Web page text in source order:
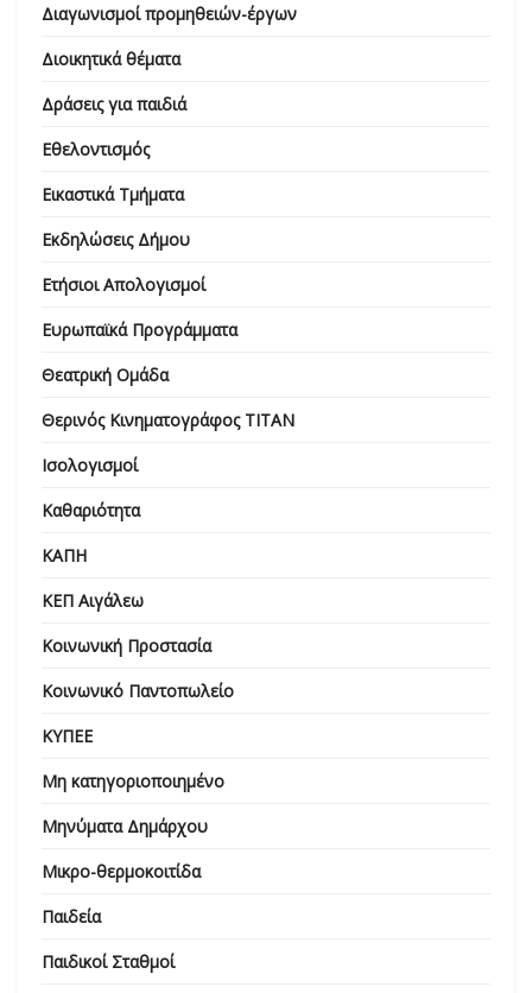
Διαγωνισμοί προμηθειών-έργων
Διοικητικά θέματα
Δράσεις για παιδιά
Εθελοντισμός
Εικαστικά Τμήματα
Εκδηλώσεις Δήμου
Ετήσιοι Απολογισμοί
Ευρωπαϊκά Προγράμματα
Θεατρική Ομάδα
Θερινός Κινηματογράφος ΤΙΤΑΝ
Ισολογισμοί
Καθαριότητα
ΚΑΠΗ
ΚΕΠ Αιγάλεω
Κοινωνική Προστασία
Κοινωνικό Παντοπωλείο
ΚΥΠΕΕ
Μη κατηγοριοποιημένο
Μηνύματα Δημάρχου
Μικρο-θερμοκοιτίδα
Παιδεία
Παιδικοί Σταθμοί